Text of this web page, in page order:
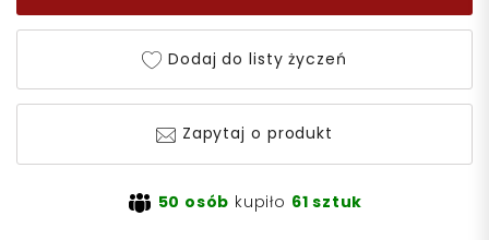
Dodaj do listy życzeń
Zapytaj o produkt
50 osób kupiło 61 sztuk